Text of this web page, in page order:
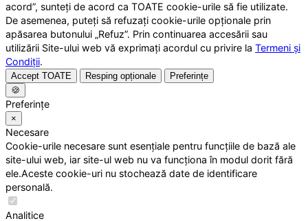
acord”, sunteți de acord ca TOATE cookie-urile să fie utilizate.
De asemenea, puteți să refuzați cookie-urile opționale prin
apăsarea butonului „Refuz”. Prin continuarea accesării sau
utilizării Site-ului web vă exprimați acordul cu privire la Termeni și
Condiții.
Accept TOATE Resping opționale
Preferințe
🍪
Preferințe
×
Necesare
Cookie-urile necesare sunt esențiale pentru funcțiile de bază ale
site-ului web, iar site-ul web nu va funcționa în modul dorit fără
ele.Aceste cookie-uri nu stochează date de identificare
personală.
Analitice